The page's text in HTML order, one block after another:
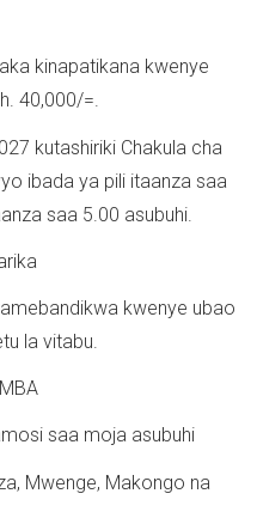
kinapatikana kwenye
40,000/=.
kutashiriki Chakula cha
ibada ya pili itaanza saa
saa 5.00 asubuhi.
kwenye ubao
la vitabu.
saa moja asubuhi
Mwenge, Makongo na